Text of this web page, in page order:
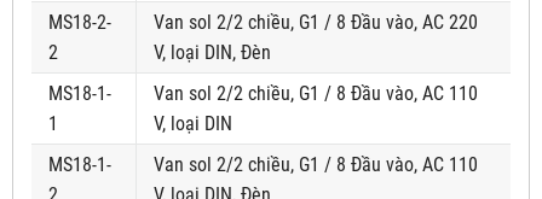
MS18-2-
2
Van sol 2/2 chiều, G1 / 8 Đầu vào, AC 220
V, loại DIN, Đèn
MS18-1-
1
Van sol 2/2 chiều, G1 / 8 Đầu vào, AC 110
V, loại DIN
MS18-1-
Van sol 2/2 chiều, G1 / 8 Đầu vào, AC 110